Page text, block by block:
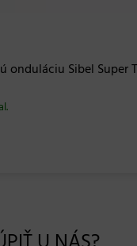
onduláciu Sibel Super